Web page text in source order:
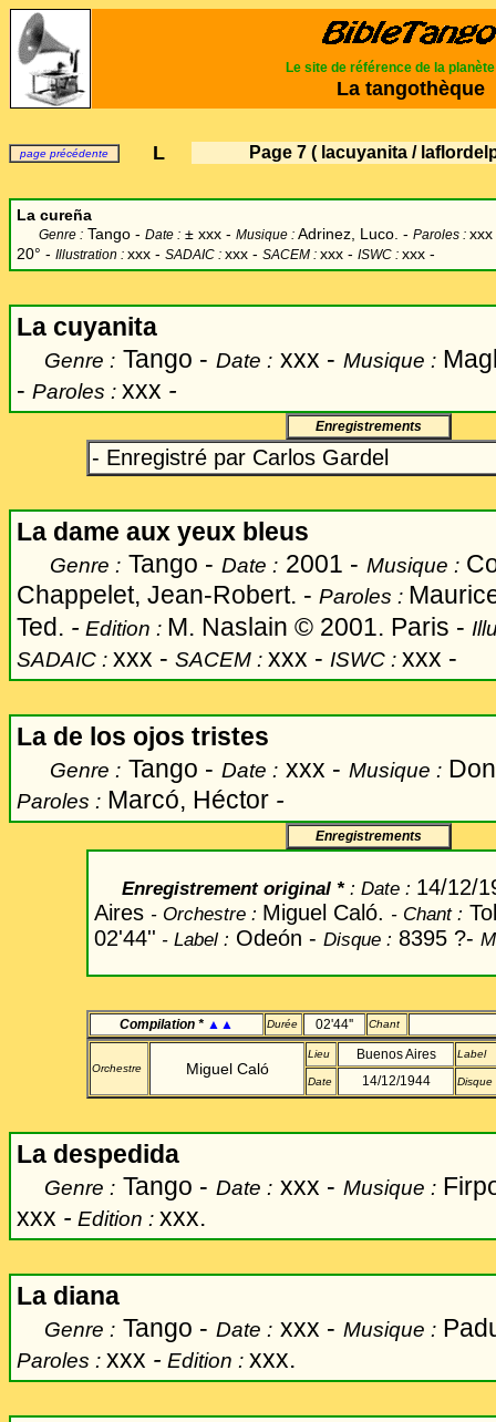
Le site de référence de la planète
La tangothèque
page précédente L Page 7( lacuyanita /
La cureña
Genre : Tango - Date : ± xxx - Musique : Adrinez, Luco. - Paroles : xxx
20° - Illustration : xxx - SADAIC : xxx - SACEM : xxx - ISWC : xxx -
La cuyanita
Genre : Tango - Date : xxx - Musique :
- Paroles : xxx -
Enregistrements
- Enregistré par Carlos Gardel
La dame aux yeux bleus
Genre : Tango - Date : 2001 - Musique :
Chappelet, Jean-Robert. - Paroles :
Ted. - Edition : M. Naslain © 2001. Paris -
SADAIC : xxx - SACEM : xxx - ISWC : xxx -
La de los ojos tristes
Genre : Tango - Date : xxx - Musique :
Paroles : Marcó, Héctor -
Enregistrements
Enregistrement original * : Date : 14/12/
Aires - Orchestre : Miguel Caló. - Chant:
02'44'' - Label : Odeón - Disque : 8395 ?-
Compilation * ▲▲ Durée 02'44'' Chant
Orchestre Miguel Caló
Lieu Buenos Aires Label
Date 14/12/1944 Disque
La despedida
Genre : Tango - Date : xxx - Musique :
xxx - Edition : xxx.
La diana
Genre : Tango - Date : xxx - Musique :
Paroles : xxx - Edition : xxx.